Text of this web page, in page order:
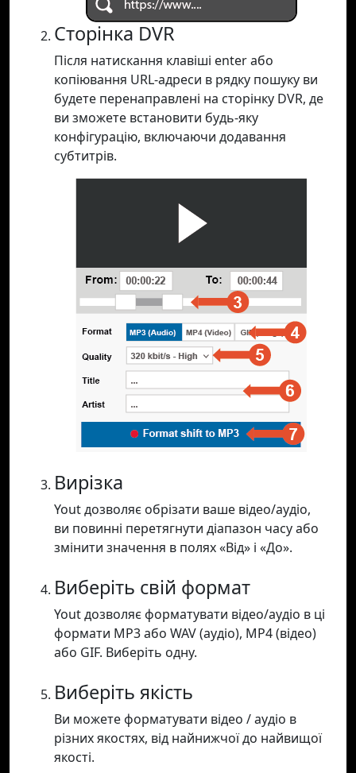
Сторінка DVR
Після натискання клавіші enter або
копіювання URL-адреси в рядку пошуку ви
будете перенаправлені на сторінку DVR, де
ви зможете встановити будь-яку
конфігурацію, включаючи додавання
субтитрів.
Вирізка
Yout дозволяє обрізати ваше відео/аудіо,
ви повинні перетягнути діапазон часу або
змінити значення в полях «Від» і «До».
Виберіть свій формат
Yout дозволяє форматувати відео/аудіо в ці
формати MP3 або WAV (аудіо), MP4 (відео)
або GIF. Виберіть одну.
Виберіть якість
Ви можете форматувати відео / аудіо в
різних якостях, від найнижчої до найвищої
якості.